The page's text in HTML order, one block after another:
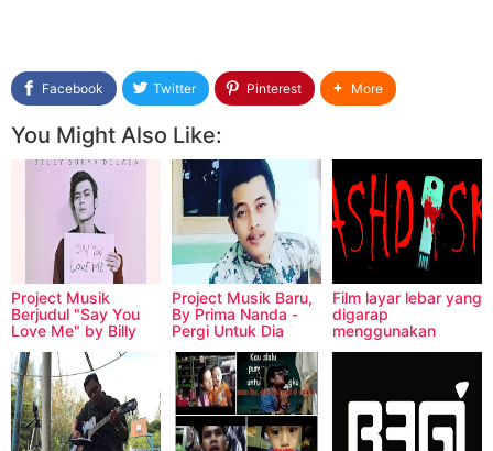
Facebook Twitter Pinterest More
You Might Also Like:
Project Musik
Berjudul "Say You
Love Me" by Billy
Project Musik Baru,
By Prima Nanda -
Pergi Untuk Dia
Film layar lebar yang
digarap
menggunakan
apakah hasilnya?